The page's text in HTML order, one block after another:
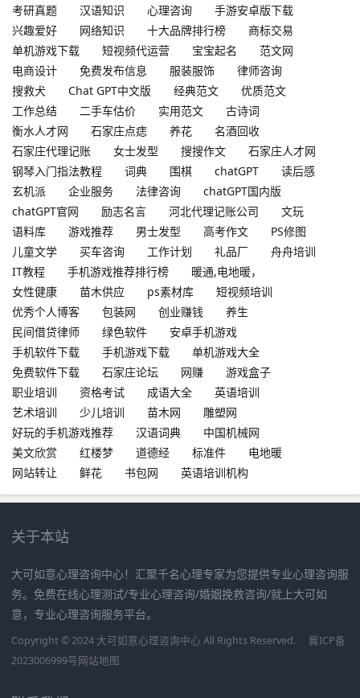
考研真题
汉语知识 心理咨询
手游安卓版下载
兴趣爱好
网络知识 十大品牌排行榜
商标交易
单机游戏下载
短视频代运营 宝宝起名
范文网
电商设计
免费发布信息 服装服饰
律师咨询
搜救犬
Chat GPT中文版 经典范文
优质范文
工作总结
二手车估价 实用范文
古诗词
衡水人才网
石家庄点痣 养花
名酒回收
石家庄代理记账
女士发型 搜搜作文
石家庄人才网
钢琴入门指法教程
词典 围棋 chatGPT
读后感
玄机派
企业服务 法律咨询
chatGPT国内版
chatGPT官网
励志名言 河北代理记账公司
文玩
语料库
游戏推荐 男士发型 高考作文
PS修图
儿童文学
买车咨询 工作计划 礼品厂
舟舟培训
IT教程
手机游戏推荐排行榜
暖通,电地暖，
女性健康
苗木供应 ps素材库
短视频培训
优秀个人博客
包装网 创业赚钱
养生
民间借贷律师
绿色软件
安卓手机游戏
手机软件下载
手机游戏下载
单机游戏大全
免费软件下载
石家庄论坛 网赚
游戏盒子
职业培训
资格考试 成语大全
英语培训
艺术培训
少儿培训 苗木网
雕塑网
好玩的手机游戏推荐
汉语词典
中国机械网
美文欣赏
红楼梦 道德经 标准件
电地暖
网站转让
鲜花 书包网 英语培训机构
关于本站
大可如意心理咨询中心！汇聚千名心理专家为您提供专业心理咨询服
务。免费在线心理测试/专业心理咨询/婚姻挽救咨询/就上大可如
意，专业心理咨询服务平台。
Copyright © 2024 大可如意心理咨询中心 All Rights Reserved.
冀ICP备
2023006999号网站地图